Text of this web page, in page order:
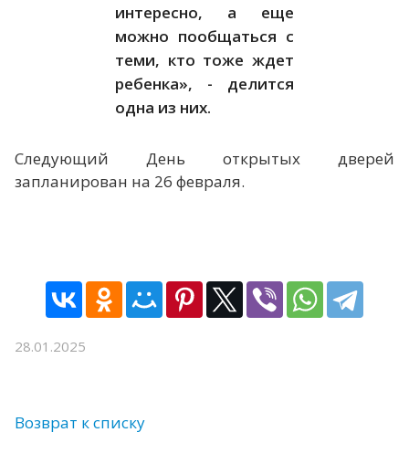
интересно, а еще
можно пообщаться с
теми, кто тоже ждет
ребенка», - делится
одна из них.
Следующий День открытых дверей
запланирован на 26 февраля.
28.01.2025
Возврат к списку